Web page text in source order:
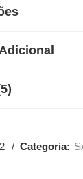
Categoria: